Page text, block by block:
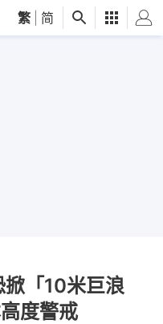
繁 简
「10米巨浪
度警戒